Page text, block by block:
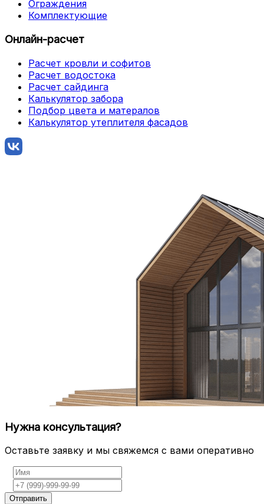
Ограждения
Комплектующие
Онлайн-расчет
Расчет кровли и софитов
Расчет водостока
Расчет сайдинга
Калькулятор забора
Подбор цвета и матералов
Калькулятор утеплителя фасадов
Нужна консультация?
Оставьте заявку и мы свяжемся с вами оперативно
Отправить